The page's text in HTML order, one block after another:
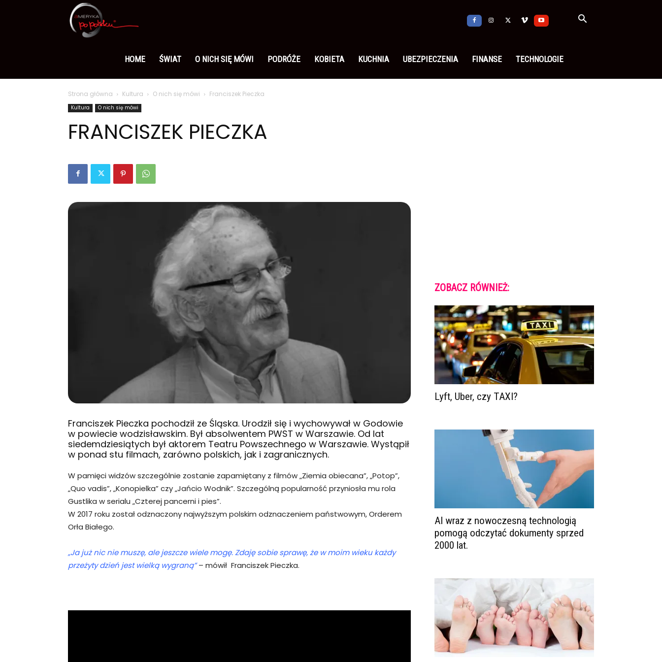
po
polsku
HOME ŚWIAT O NICH SIĘ MÓWI PODRÓŻE KOBIETA KUCHNIA UBEZPIECZENIA FINANSE TECHNOLOGIE
Strona główna Kultura O nich się mówi Franciszek Pieczka
Kultura O nich się mówi
FRANCISZEK PIECZKA
Franciszek Pieczka pochodził ze Śląska. Urodził się i wychowywał w Godowie
w powiecie wodzisławskim. Był absolwentem PWST w Warszawie. Od lat
siedemdziesiątych był aktorem Teatru Powszechnego w Warszawie. Wystąpił
w ponad stu filmach, zarówno polskich, jak i zagranicznych.
W pamięci widzów szczególnie zostanie zapamiętany z filmów „Ziemia obiecana”, „Potop”,
„Quo vadis”, „Konopielka” czy „Jańcio Wodnik”. Szczególną popularność przyniosła mu rola
Gustlika w serialu „Czterej pancerni i pies”.
W 2017 roku został odznaczony najwyższym polskim odznaczeniem państwowym, Orderem
Orła Białego.
„Ja już nic nie muszę, ale jeszcze wiele mogę. Zdaję sobie sprawę, że w moim wieku każdy
przeżyty dzień jest wielką wygraną” – mówił Franciszek Pieczka.
ZOBACZ RÓWNIEŻ:
Lyft, Uber, czy TAXI?
AI wraz z nowoczesną technologią
pomogą odczytać dokumenty sprzed
2000 lat.